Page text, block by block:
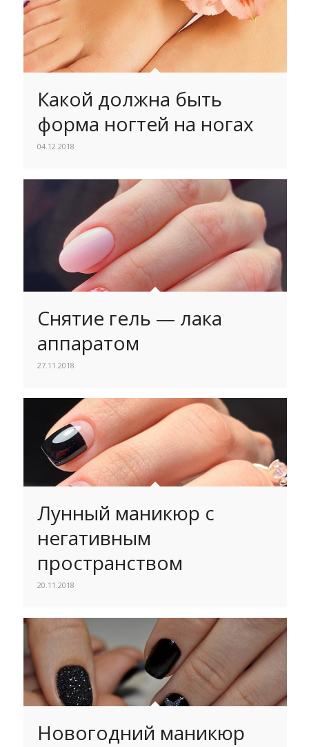
Какой должна быть
форма ногтей на ногах
04.12.2018
Снятие гель — лака
аппаратом
27.11.2018
Лунный маникюр с
негативным
пространством
20.11.2018
Новогодний маникюр